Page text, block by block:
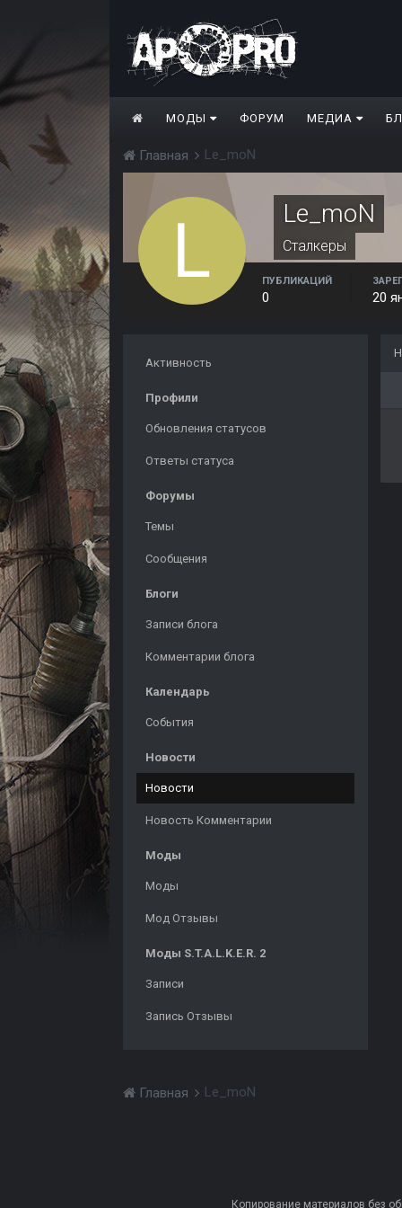
МОДЫ ФОРУМ МЕДИА
Главная Le_moN
Le_moN
Сталкеры
ПУБЛИКАЦИЙ
0 20
Активность
Профили
Обновления статусов
Ответы статуса
Форумы
Темы
Сообщения
Блоги
Записи блога
Комментарии блога
Календарь
События
Новости
Новости
Новость Комментарии
Моды
Моды
Мод Отзывы
Моды S.T.A.L.K.E.R. 2
Записи
Запись Отзывы
Главная Le_moN
Копирование материалов без